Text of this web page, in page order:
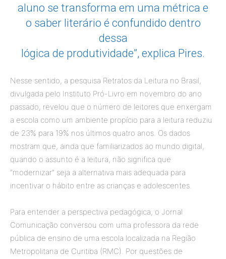
aluno se transforma em uma métrica e
o saber literário é confundido dentro
dessa
lógica de produtividade”, explica Pires.
Nesse sentido, a pesquisa Retratos da Leitura no Brasil,
divulgada pelo Instituto Pró-Livro em novembro do ano
passado, revelou que o número de leitores que enxergam
a escola como um ambiente propício para a leitura reduziu
de 23% para 19% nos últimos quatro anos. Os dados
mostram que, ainda que familiarizados ao mundo digital,
quando o assunto é a leitura, não significa que
“modernizar” seja a alternativa mais adequada para
incentivar o hábito entre as crianças e adolescentes.
Para entender a perspectiva pedagógica, o Jornal
Comunicação conversou com uma professora da rede
pública de ensino de uma escola localizada na Região
Metropolitana de Curitiba (RMC). Por questões de